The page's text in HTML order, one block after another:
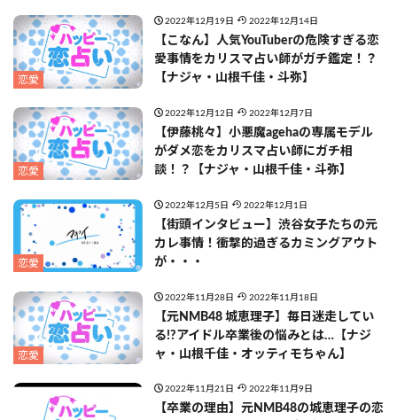
恋愛
2022年12月19日 2022年12月14日
【こなん】人気YouTuberの危険すぎる恋
愛事情をカリスマ占い師がガチ鑑定！？
【ナジャ・山根千佳・斗弥】
恋愛
2022年12月12日 2022年12月7日
【伊藤桃々】小悪魔agehaの専属モデル
がダメ恋をカリスマ占い師にガチ相
談！？【ナジャ・山根千佳・斗弥】
恋愛
2022年12月5日 2022年12月1日
【街頭インタビュー】渋谷女子たちの元
カレ事情！衝撃的過ぎるカミングアウト
が・・・
恋愛
2022年11月28日 2022年11月18日
【元NMB48 城恵理子】毎日迷走してい
る!?アイドル卒業後の悩みとは…【ナジ
ャ・山根千佳・オッティモちゃん】
2022年11月21日 2022年11月9日
【卒業の理由】元NMB48の城恵理子の恋